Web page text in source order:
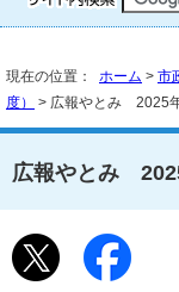
現在の位置： ホーム > 市
度）
> 広報やとみ 2025
広報やとみ